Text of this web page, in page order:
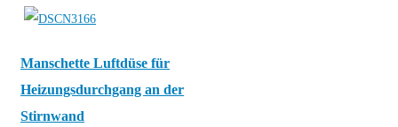
Manschette Luftdüse für
Heizungsdurchgang an der
Stirnwand